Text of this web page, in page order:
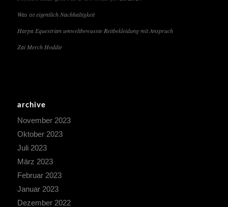
Was ist eigentlich Nachhaltigkeit
Harpa Equestrian umweltbewusste Reitbekleidung mit Anspruch
Zai Merch Hoddie
archive
November 2023
Oktober 2023
Juli 2023
März 2023
Februar 2023
Januar 2023
Dezember 2022